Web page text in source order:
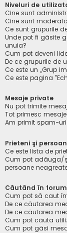
Niveluri de
Cine sunt
Cine sunt
Ce sunt grupurile
Unde pot fi găsite
unuia?
Cum pot deveni
De ce grupurile de
Ce este un „Grup
Ce este pagina
Mesaje private
Nu pot trimite
Tot primesc
Am primit spam-
Prieteni şi
Ce este lista de
Cum pot adăuga/
persoane
Căutând în
Cum pot să caut
De ce căutarea
De ce căutarea
Cum pot căuta
Cum pot găsi